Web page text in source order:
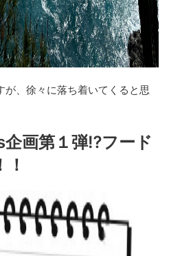
が、徐々に落ち着いてくると思
企画第１弾⁉フード